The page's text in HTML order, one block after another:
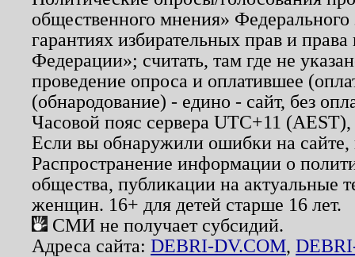
общественного мнения»
гарантиях избирательных прав и
Федерации»; считать, там где не
проведение опроса и оплатившее
(обнародование) - едино - сайт, без
Часовой пояс сервера UTC+11
Если вы обнаружили ошибки на
Распространение информации о
общества, публикации на актуальные
женщин. 16+ для детей старше 16 лет.
СМИ не получает субсидий.
Адреса сайта: DEBRI-DV.COM,